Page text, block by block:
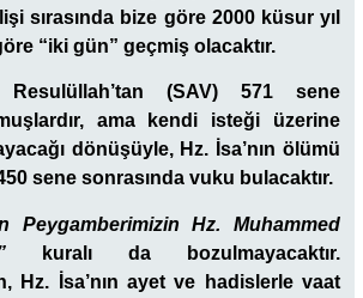
sırasında bize göre 2000 küsur yıl
“iki gün” geçmiş olacaktır.
(SAV) 571 sene
ama kendi isteği üzerine
dönüşüyle, Hz. İsa’nın ölümü
sene sonrasında vuku bulacaktır.
Peygamberimizin Hz. Muhammed
kuralı da bozulmayacaktır.
Hz. İsa’nın ayet ve hadislerle vaat